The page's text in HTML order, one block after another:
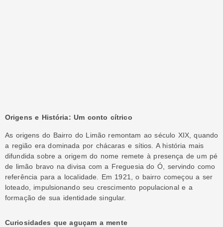
Origens e História: Um conto cítrico
As origens do Bairro do Limão remontam ao século XIX, quando
a região era dominada por chácaras e sítios. A história mais
difundida sobre a origem do nome remete à presença de um pé
de limão bravo na divisa com a Freguesia do Ó, servindo como
referência para a localidade. Em 1921, o bairro começou a ser
loteado, impulsionando seu crescimento populacional e a
formação de sua identidade singular.
Curiosidades que aguçam a mente